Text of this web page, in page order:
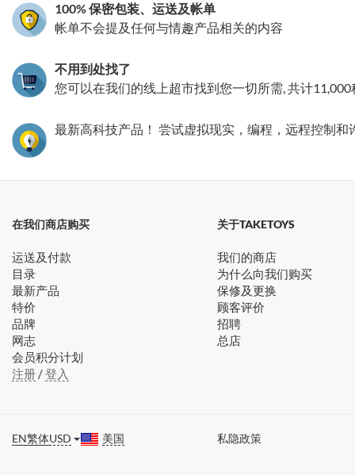
100% 保密包装、运送及帐单
帐单不会提及任何与情趣产品相关的内容
不用到处找了
您可以在我们的线上超市找到您一切所需, 共计11,000
最新高科技产品！ 尝试虚拟现实，编程，远程控制
在我们商店购买
运送及付款
目录
最新产品
特价
品牌
网志
会员积分计划
注册/登入
关于TAKETOYS
我们的商店
为什么向我们购买
保修及更换
顾客评价
招聘
总店
EN繁体USD 美国 私隐政策